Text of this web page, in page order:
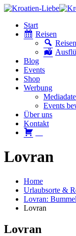
Start
Reisen
Reisen
Blog
Events
Shop
Werbung
Events
Über uns
Kontakt
Lovran
Home
Urlaubsorte &
Lovran:
Lovran
Lovran